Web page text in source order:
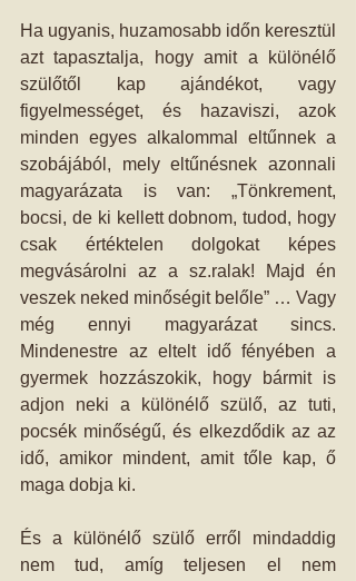
Ha ugyanis, huzamosabb időn keresztül
azt tapasztalja, hogy amit a különélő
szülőtől kap ajándékot, vagy
figyelmességet, és hazaviszi, azok
minden egyes alkalommal eltűnnek a
szobájából, mely eltűnésnek azonnali
magyarázata is van: „Tönkrement,
bocsi, de ki kellett dobnom, tudod, hogy
csak értéktelen dolgokat képes
megvásárolni az a sz.ralak! Majd én
veszek neked minőségit belőle” … Vagy
még ennyi magyarázat sincs.
Mindenestre az eltelt idő fényében a
gyermek hozzászokik, hogy bármit is
adjon neki a különélő szülő, az tuti,
pocsék minőségű, és elkezdődik az az
idő, amikor mindent, amit tőle kap, ő
maga dobja ki.
És a különélő szülő erről mindaddig
nem tud, amíg teljesen el nem